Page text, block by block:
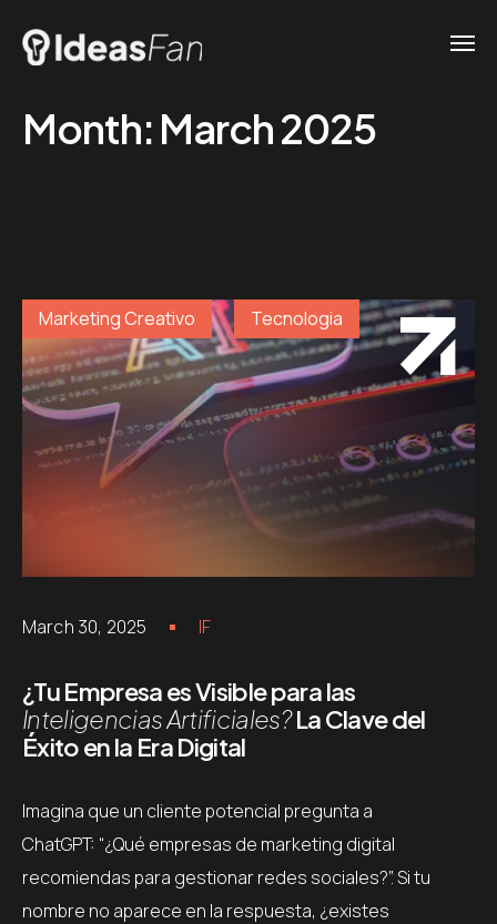
Month: March 2025
Marketing Creativo Tecnologia
March 30, 2025 IF
¿Tu Empresa es Visible para las
Inteligencias Artificiales?La Clave del
Éxito en la Era Digital
Imagina que un cliente potencial pregunta a
ChatGPT: “¿Qué empresas de marketing digital
recomiendas para gestionar redes sociales?”. Si tu
nombre no aparece en la respuesta, ¿existes